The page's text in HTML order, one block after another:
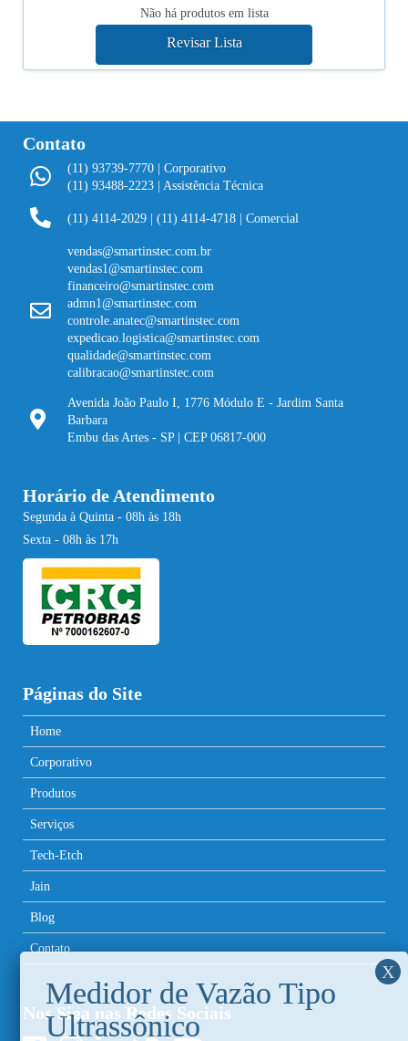
Não há produtos em lista
Contato
(11) 93739-7770 | Corporativo
(11) 93488-2223 | Assistência Técnica
(11) 4114-2029 |(11) 4114-4718 | Comercial
vendas@smartinstec.com.br
vendas1@smartinstec.com
financeiro@smartinstec.com
admn1@smartinstec.com
controle.anatec@smartinstec.com
expedicao.logistica@smartinstec.com
qualidade@smartinstec.com
calibracao@smartinstec.com
Avenida João Paulo I, 1776 Módulo E - Jardim Santa
Barbara
Embu das Artes - SP | CEP 06817-000
Horário de Atendimento
Segunda à Quinta - 08h às 18h
Sexta - 08h às 17h
Páginas do Site
Home
Corporativo
Produtos
Serviços
Tech-Etch
Jain
Blog
Contato
Nos Siga nas Redes Sociais